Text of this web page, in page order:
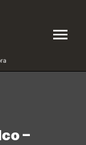
General
–